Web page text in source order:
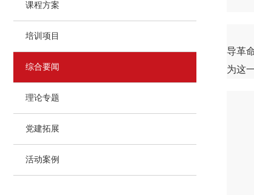
课程方案
培训项目
综合要闻
理论专题
党建拓展
活动案例
导革
为这